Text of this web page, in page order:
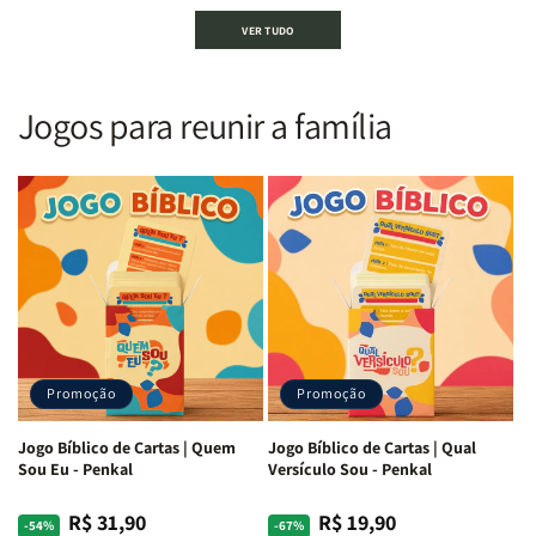
Almeida
Letra
Média
Full
Color
Brochura
Rei
Leão
Bíblia
Almeida
Letra
Média
&amp;
Full
Color
|
Brochura
|
Rei
Leão
Bíblia
PPM
|
|
Full
Color
Capa
Dura
Harpa
|
-
Cruz
Laranja
|
Full
Color
|
Capa
Dura
Harpa
|
-
Cruz
Laranja
VER TUDO
Jogos para reunir a família
Promoção
Jogo Bíblico de Cartas | Quem
Sou Eu - Penkal
-54%
Preço
PreçoR$ 31,90
Promoção
Jogo Bíblico de Cartas | Qual
Versículo Sou - Penkal
-67%
Preço
PreçoR$ 19,90